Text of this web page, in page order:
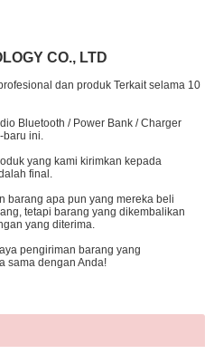
CO., LTD
dan produk Terkait selama 10
Bluetooth / Power Bank / Charger
baru ini.
yang kami kirimkan kepada
final.
barang apa pun yang mereka beli
tetapi barang yang dikembalikan
yang diterima.
pengiriman barang yang
sama dengan Anda!